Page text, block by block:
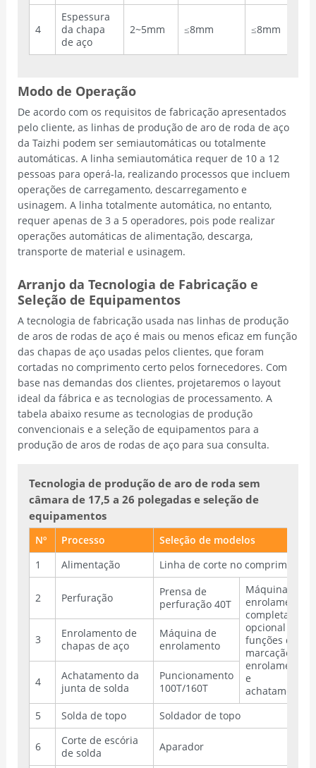
4
Espessura
da chapa
de aço
2~5mm ≤8mm ≤8mm
Modo de Operação
De acordo com os requisitos de fabricação apresentados
pelo cliente, as linhas de produção de aro de roda de aço
da Taizhi podem ser semiautomáticas ou totalmente
automáticas. A linha semiautomática requer de 10 a 12
pessoas para operá-la, realizando processos que incluem
operações de carregamento, descarregamento e
usinagem. A linha totalmente automática, no entanto,
requer apenas de 3 a 5 operadores, pois pode realizar
operações automáticas de alimentação, descarga,
transporte de material e usinagem.
Arranjo da Tecnologia de Fabricação e
Seleção de Equipamentos
A tecnologia de fabricação usada nas linhas de produção
de aros de rodas de aço é mais ou menos eficaz em função
das chapas de aço usadas pelos clientes, que foram
cortadas no comprimento certo pelos fornecedores. Com
base nas demandas dos clientes, projetaremos o layout
ideal da fábrica e as tecnologias de processamento. A
tabela abaixo resume as tecnologias de produção
convencionais e a seleção de equipamentos para a
produção de aros de rodas de aço para sua consulta.
Tecnologia de produção de aro de roda sem
câmara de 17,5 a 26 polegadas e seleção de
equipamentos
Nº Processo
Seleção de modelos
1
Alimentação Linha de corte no comprimento
2 Perfuração
Prensa de
perfuração 40T
Máquina de
enrolamento
completa
opcional com
funções de
marcação,
enrolamento
e
achatamento.
3
Enrolamento de
chapas de aço
Máquina de
enrolamento
4
Achatamento da
junta de solda
Puncionamento
100T/160T
5 Solda de topo Soldador de topo
6
Corte de escória
de solda
Aparador